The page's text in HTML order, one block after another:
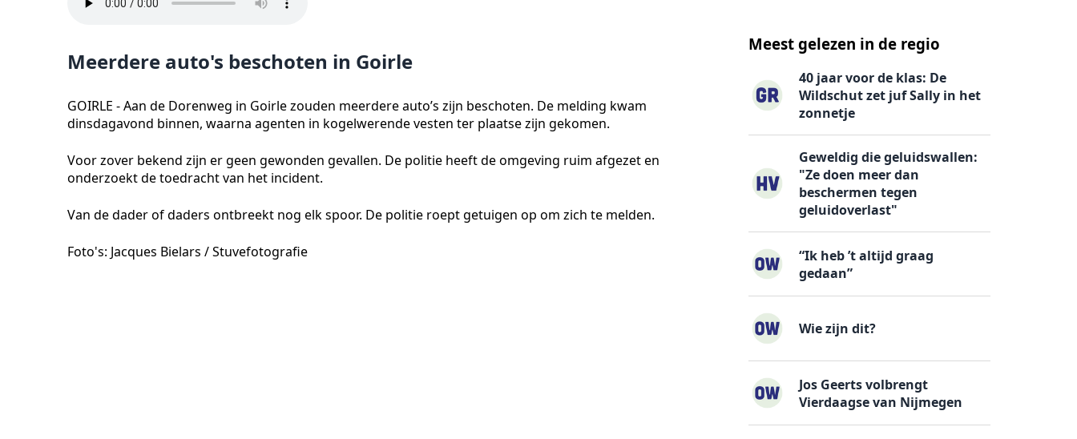
Meerdere auto's beschoten in Goirle
GOIRLE - Aan de Dorenweg in Goirle zouden meerdere auto’s zijn beschoten. De melding kwam
dinsdagavond binnen, waarna agenten in kogelwerende vesten ter plaatse zijn gekomen.
Voor zover bekend zijn er geen gewonden gevallen. De politie heeft de omgeving ruim afgezet en
onderzoekt de toedracht van het incident.
Van de dader of daders ontbreekt nog elk spoor. De politie roept getuigen op om zich te melden.
Foto's: Jacques Bielars / Stuvefotografie
Meest gelezen in de regio
40 jaar voor de klas: De
Wildschut zet juf Sally in het
zonnetje
Geweldig die geluidswallen:
"Ze doen meer dan
beschermen tegen
geluidoverlast"
“Ik heb ’t altijd graag
gedaan”
Wie zijn dit?
Jos Geerts volbrengt
Vierdaagse van Nijmegen